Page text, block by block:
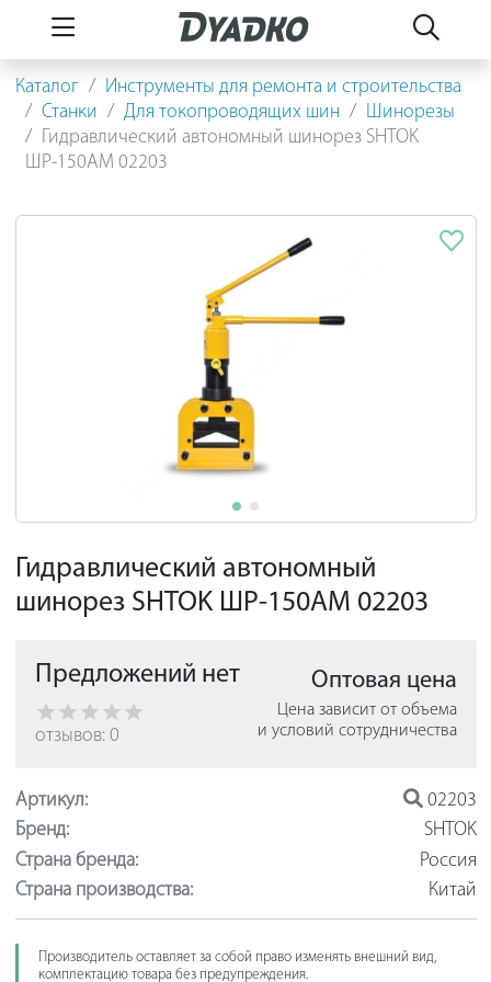
Каталог
Инструменты для ремонта и строительства
Станки
Для токопроводящих шин
Шинорезы
Гидравлический автономный шинорез SHTOK
ШР-150АМ 02203
Гидравлический автономный
шинорез SHTOK ШР-150АМ 02203
Предложений нет
отзывов: 0
Оптовая цена
Цена зависит от объема
и условий сотрудничества
Артикул:
02203
Бренд:
SHTOK
Страна бренда:
Россия
Страна производства:
Китай
Производитель оставляет за собой право изменять внешний вид,
комплектацию товара без предупреждения.